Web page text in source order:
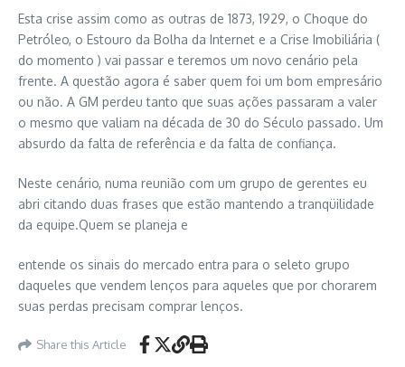
Esta crise assim como as outras de 1873, 1929, o Choque do
Petróleo, o Estouro da Bolha da Internet e a Crise Imobiliária (
do momento ) vai passar e teremos um novo cenário pela
frente. A questão agora é saber quem foi um bom empresário
ou não. A GM perdeu tanto que suas ações passaram a valer
o mesmo que valiam na década de 30 do Século passado. Um
absurdo da falta de referência e da falta de confiança.
Neste cenário, numa reunião com um grupo de gerentes eu
abri citando duas frases que estão mantendo a tranqüilidade
da equipe.Quem se planeja e
entende os sinais do mercado entra para o seleto grupo
daqueles que vendem lenços para aqueles que por chorarem
suas perdas precisam comprar lenços.
Share this Article